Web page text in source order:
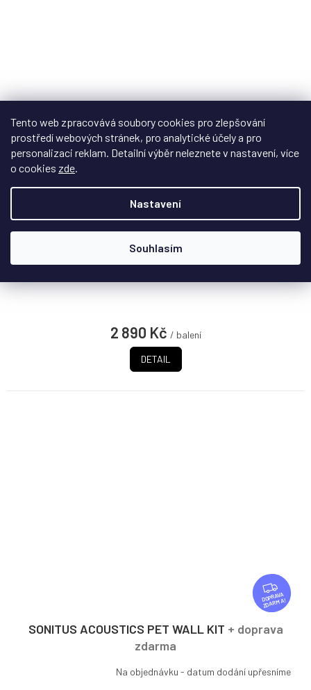
Tento web zpracovává soubory cookies pro zlepšování
prostředí webových stránek, pro analytické účely a pro
personalizaci reklam. Detailní výběr neleznete v nastavení, více
o cookies zde.
Nastavení
Souhlasím
2 890 Kč / balení
DETAIL
Sonitus Big Trap je nízkofrekvenční absorpční panel, který
pomáhá udržet pod kontrolou průběh...
Z
D
A
ZDARMA
SONITUS ACOUSTICS PET WALL KIT + doprava
zdarma
Na objednávku - datum dodání upřesníme